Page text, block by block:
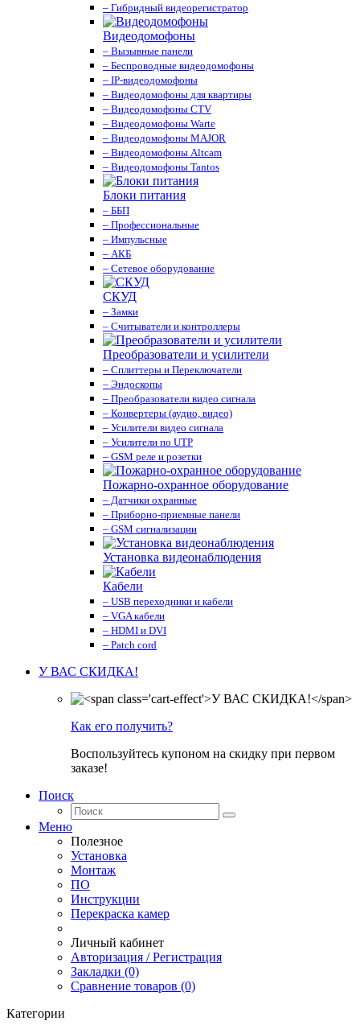
– Гибридный видеорегистратор
Видеодомофоны
– Вызывные панели
– Беспроводные видеодомофоны
– IP-видеодомофоны
– Видеодомофоны для квартиры
– Видеодомофоны CTV
– Видеодомофоны Warte
– Видеодомофоны MAJOR
– Видеодомофоны Altcam
– Видеодомофоны Tantos
Блоки питания
– ББП
– Профессиональные
– Импульсные
– АКБ
– Сетевое оборудование
СКУД
– Замки
– Считыватели и контроллеры
Преобразователи и усилители
– Сплиттеры и Переключатели
– Эндоскопы
– Преобразователи видео сигнала
– Конвертеры (аудио, видео)
– Усилители видео сигнала
– Усилители по UTP
– GSM реле и розетки
Пожарно-охранное оборудование
– Датчики охранные
– Приборно-приемные панели
– GSM сигнализации
Установка видеонаблюдения
Кабели
– USB переходники и кабели
– VGA кабели
– HDMI и DVI
– Patch cord
У ВАС СКИДКА!
Как его получить?
Воспользуйтесь купоном на скидку при первом
заказе!
Поиск
Меню
Полезное
Установка
Монтаж
ПО
Инструкции
Перекраска камер
Личный кабинет
Авторизация / Регистрация
Закладки (0)
Сравнение товаров (0)
Категории